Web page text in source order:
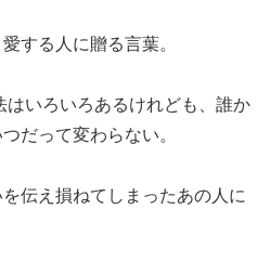
する人に贈る言葉。
いろいろあるけれども、誰か
だって変わらない。
伝え損ねてしまったあの人に